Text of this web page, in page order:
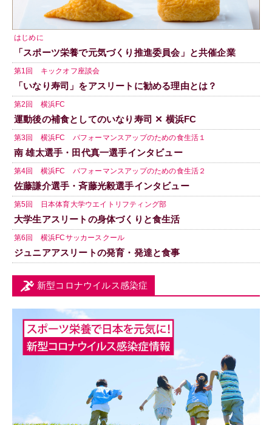
はじめに
「スポーツ栄養で元気づくり推進委員会」と共催企業
第1回 キックオフ座談会
「いなり寿司」をアスリートに勧める理由とは？
第2回 横浜FC
運動後の補食としてのいなり寿司 ✕ 横浜FC
第3回 横浜FC パフォーマンスアップのための食生活１
南 雄太選手・田代真一選手インタビュー
第4回 横浜FC パフォーマンスアップのための食生活２
佐藤謙介選手・斉藤光毅選手インタビュー
第5回 日本体育大学ウエイトリフティング部
大学生アスリートの身体づくりと食生活
第6回 横浜FCサッカースクール
ジュニアアスリートの発育・発達と食事
新型コロナウイルス感染症